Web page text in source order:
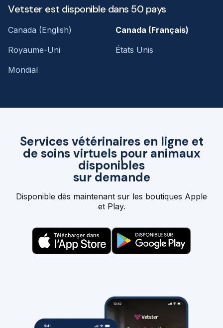
Services vétérinaires en ligne et
de soins virtuels pour animaux
disponibles
sur demande
Disponible dès maintenant sur les boutiques Apple
et Play.
Vetster est disponible dans 50 pays
Canada (English)
Canada (Français)
Royaume-Uni
États Unis
Mondial